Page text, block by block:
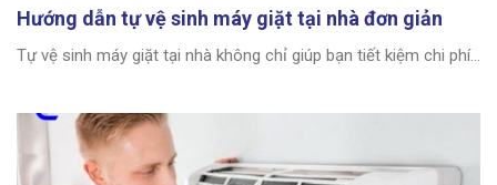
Hướng dẫn tự vệ sinh máy giặt tại nhà đơn giản
Tự vệ sinh máy giặt tại nhà không chỉ giúp bạn tiết kiệm chi phí...